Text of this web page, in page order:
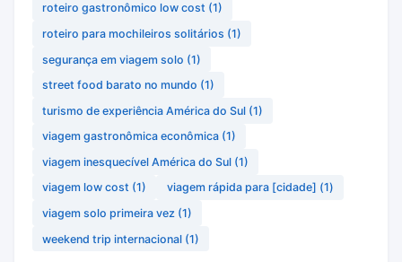
roteiro gastronômico low cost (1)
roteiro para mochileiros solitários (1)
segurança em viagem solo (1)
street food barato no mundo (1)
turismo de experiência América do Sul (1)
viagem gastronômica econômica (1)
viagem inesquecível América do Sul (1)
viagem low cost (1) viagem rápida para [cidade] (1)
viagem solo primeira vez (1)
weekend trip internacional (1)